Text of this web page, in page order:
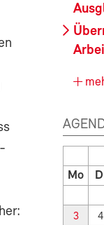
Mo
3 4